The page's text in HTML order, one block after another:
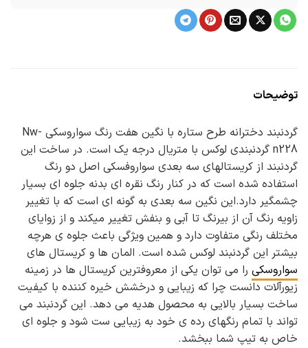
توضیحات
گردنبند دخترانه طرح ستاره با نگین هفت رنگ سواروسکی Nw-
n228 گردنبندی لوکس با متریال درجه یک است. در ساخت این
گردنبند از کریستالهای سه بعدی سواروفسکی اصل دو رنگ
استفاده شده است که در کنار رنگ نقره ای بدنه جلوه ای بسیار
چشمگیر دارد.این نگین سه بعدی به گونه ای است که با تغییر
زاویه رنگ آن از بیرنگ تا آبی و بنفش تغییر میکند و از زوایای
مختلف رنگی متفاوت دارد و همین ویژگی باعث جلوه ی هرچه
بیشتر این گردنبند لوکس شده است. المان ها و کریستال های
سواروسکی را می توان یکی از معروفترین کریستال ها در زمینه
زیورآلات دانست چرا که زیبایی و درخشش خیره کننده با کیفیت
ساخت بسیار بالایی به محصول هدیه می دهد. این گردنبند می
تواند با تمام رنگهای رده ی خود به زیبایی ست شود و جلوه ای
خاص به تیپ شما ببخشد.